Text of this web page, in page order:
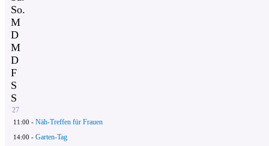
So.
M
D
M
D
F
S
S
27
11:00 - Näh-Treffen für Frauen
14:00 - Garten-Tag